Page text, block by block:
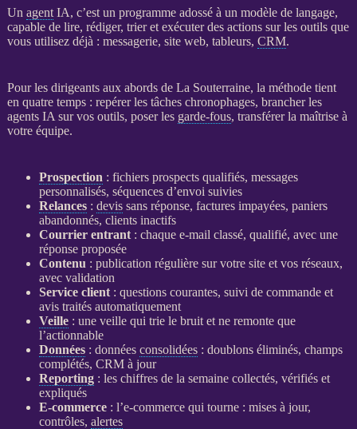
Un agent IA, c’est un programme adossé à un modèle de langage,
capable de lire, rédiger, trier et exécuter des actions sur les outils que
vous utilisez déjà : messagerie, site web, tableurs, CRM.
Pour les dirigeants aux abords de La Souterraine, la méthode tient
en quatre temps : repérer les tâches chronophages, brancher les
agents IA sur vos outils, poser les garde-fous, transférer la maîtrise à
votre équipe.
Prospection : fichiers prospectsqualifiés, messages
personnalisés, séquences d’envoi suivies
Relances: devissans réponse, factures impayées, paniers
abandonnés, clients inactifs
Courrier entrant: chaque e-mail classé, qualifié, avec une
réponse proposée
Contenu : publication régulière sur votre site et vos réseaux,
avec validation
Service client: questions courantes, suivi de commande et
avis traités automatiquement
Veille: une veillequi trie le bruit et ne remonte que
l’actionnable
Données: données consolidées: doublons éliminés, champs
complétés, CRMà jour
Reporting: les chiffres de la semaine collectés, vérifiés et
expliqués
E-commerce: l’e-commercequi tourne : mises à jour,
contrôles, alertes